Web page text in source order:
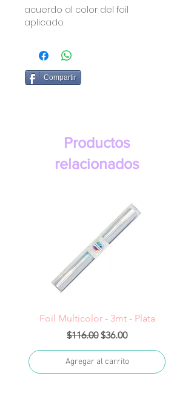
acuerdo al color del foil
aplicado.
Compartir
Productos
relacionados
Foil Multicolor - 3mt - Plata
Precio
$116.00 Precio de oferta
$36.00
Agregar al carrito